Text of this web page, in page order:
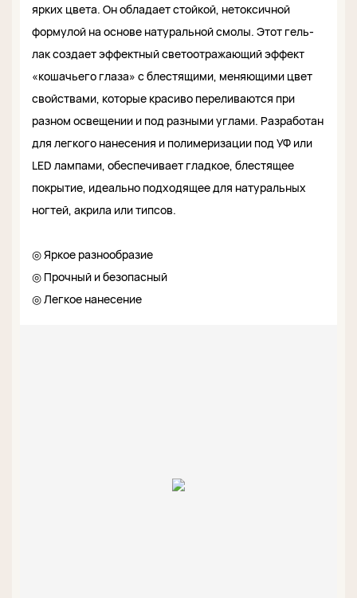
ярких цвета. Он обладает стойкой, нетоксичной
формулой на основе натуральной смолы. Этот гель-
лак создает эффектный светоотражающий эффект
«кошачьего глаза» с блестящими, меняющими цвет
свойствами, которые красиво переливаются при
разном освещении и под разными углами. Разработан
для легкого нанесения и полимеризации под УФ или
LED лампами, обеспечивает гладкое, блестящее
покрытие, идеально подходящее для натуральных
ногтей, акрила или типсов.
◎ Яркое разнообразие
◎ Прочный и безопасный
◎ Легкое нанесение